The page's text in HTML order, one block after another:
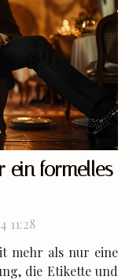
ein formelles
11:28
mehr als nur eine
die Etikette und